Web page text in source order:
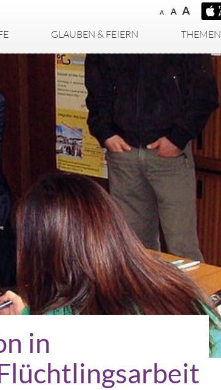
A A A
GLAUBEN & FEIERN THEMEN
in